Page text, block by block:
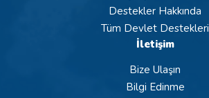
Destekler Hakkında
Tüm Devlet Destekleri
İletişim
Bize Ulaşın
Bilgi Edinme